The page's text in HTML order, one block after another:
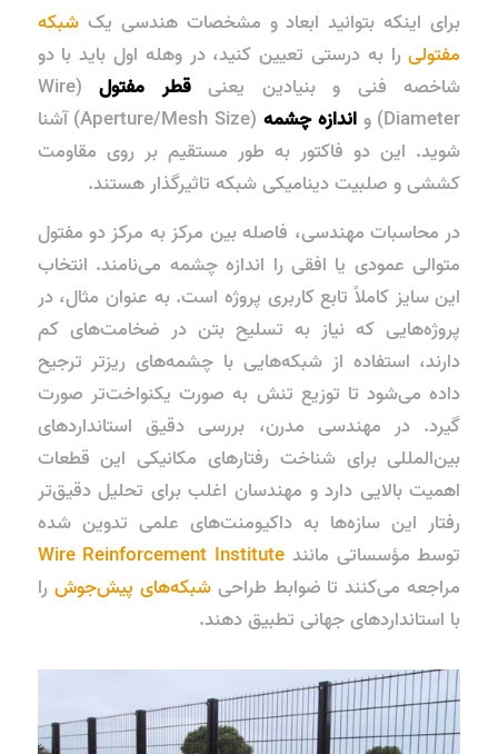
برای اینکه بتوانید ابعاد و مشخصات هندسی یکشبکه
مفتولیرا به درستی تعیین کنید، در وهله اول باید با دو
شاخصه فنی و بنیادین یعنیقطر مفتول
(Wire
Diameter) و
اندازه چشمه
(Aperture/Mesh Size) آشنا
شوید. این دو فاکتور به طور مستقیم بر روی مقاومت
کششیو صلبیت دینامیکیشبکه تاثیرگذار هستند.
در محاسبات مهندسی، فاصله بین مرکز به مرکز دو مفتول
متوالی عمودی یا افقی را اندازه چشمه می‌نامند. انتخاب
این سایز کاملاً تابع کاربری پروژه است. به عنوان مثال، در
پروژه‌هایی که نیاز به تسلیح بتن در ضخامت‌های کم
دارند، استفاده از شبکه‌هایی با چشمه‌های ریزتر ترجیح
داده می‌شود تا توزیع تنش به صورت یکنواخت‌تر صورت
گیرد. در مهندسی مدرن، بررسی دقیق استانداردهای
بین‌المللی برای شناخت رفتارهای مکانیکی این قطعات
اهمیت بالایی دارد و مهندسان اغلب برای تحلیل دقیق‌تر
رفتار این سازه‌ها به داکیومنت‌های علمی تدوین شده
توسط مؤسساتی مانند Wire Reinforcement Institute
مراجعه می‌کنند تا ضوابط طراحیشبکه‌های پیش‌جوش را
با استانداردهای جهانی تطبیق دهند.